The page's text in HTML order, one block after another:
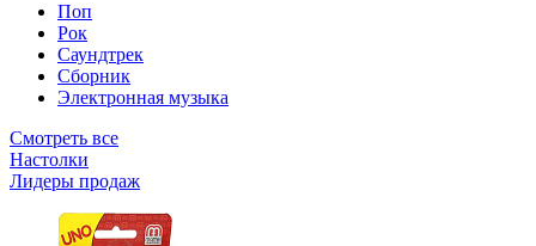
Поп
Рок
Саундтрек
Сборник
Электронная музыка
Смотреть все
Настолки
Лидеры продаж